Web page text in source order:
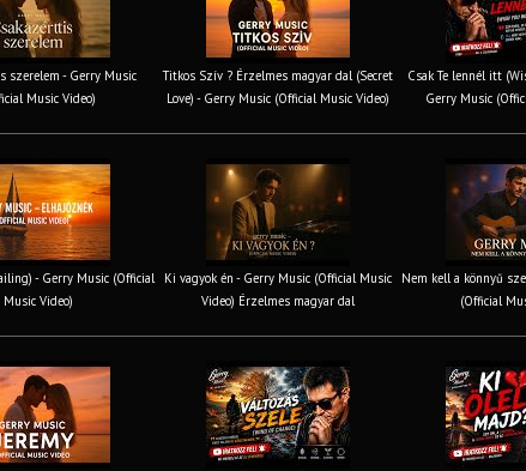
szerelem - Gerry Music
Music Video)
Titkos Szív ? Érzelmes magyar dal (Secret
Love) - Gerry Music (Official Music Video)
Csak Te lennél itt
Gerry Music
- Gerry Music (Official
Music Video)
Ki vagyok én - Gerry Music (Official Music
Video) Érzelmes magyar dal
Nem kell a könnyű
(Official